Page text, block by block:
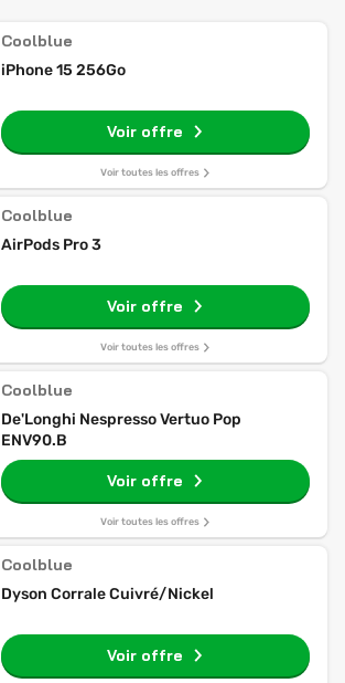
Coolblue
iPhone 15 256Go
Voir offre
Voir toutes les offres
Coolblue
AirPods Pro 3
Voir offre
Voir toutes les offres
Coolblue
De'Longhi Nespresso Vertuo Pop
ENV90.B
Voir offre
Voir toutes les offres
Coolblue
Dyson Corrale Cuivré/Nickel
Voir offre